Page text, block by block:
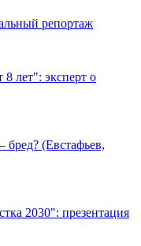
репортаж
лет": эксперт о
бред? (Евстафьев,
2030": презентация